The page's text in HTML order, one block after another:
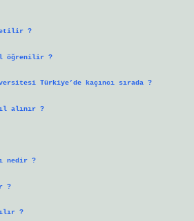
?
öğrenilir ?
Türkiye’de kaçıncı sırada ?
alınır ?
nedir ?
?
?